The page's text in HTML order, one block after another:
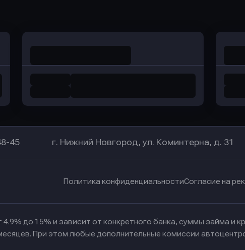
45 г. Нижний Новгород, ул. Коминтерна, д. 31
Политика конфиденциальностиСогласие на
4.9% до 15% и зависит от конкретного банка, суммы займа и
При этом любые дополнительные комиссии